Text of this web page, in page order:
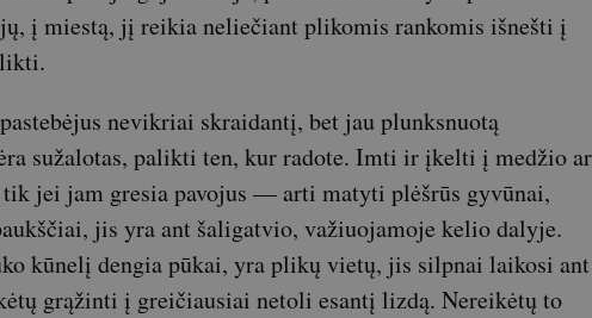
į miestą, jį reikia neliečiant plikomis rankomis išnešti į
nevikriai skraidantį, bet jau plunksnuotą
sužalotas, palikti ten, kur radote. Imti ir įkelti į medžio ar
tik jei jam gresia pavojus — arti matyti plėšrūs gyvūnai,
jis yra ant šaligatvio, važiuojamoje kelio dalyje.
kūnelį dengia pūkai, yra plikų vietų, jis silpnai laikosi ant
grąžinti į greičiausiai netoli esantį lizdą. Nereikėtų to